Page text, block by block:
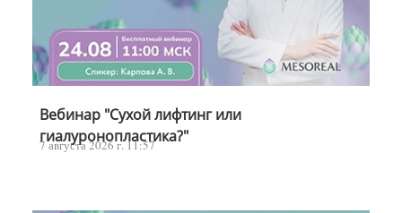
Вебинар "Сухой лифтинг или
гиалуронопластика?"
7 августа 2026 г. 11:57